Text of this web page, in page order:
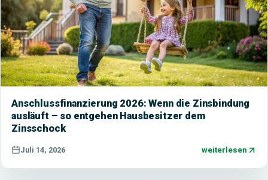
Anschlussfinanzierung 2026: Wenn die Zinsbindung
ausläuft – so entgehen Hausbesitzer dem
Zinsschock
Juli 14, 2026 weiterlesen